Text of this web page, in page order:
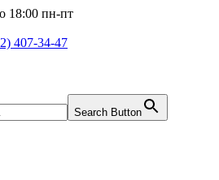
18:00 пн-пт
407-34-47
Search Button